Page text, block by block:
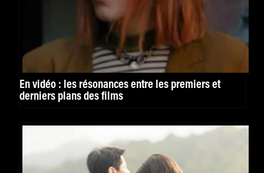
En vidéo : les résonances entre les premiers et
derniers plans des films